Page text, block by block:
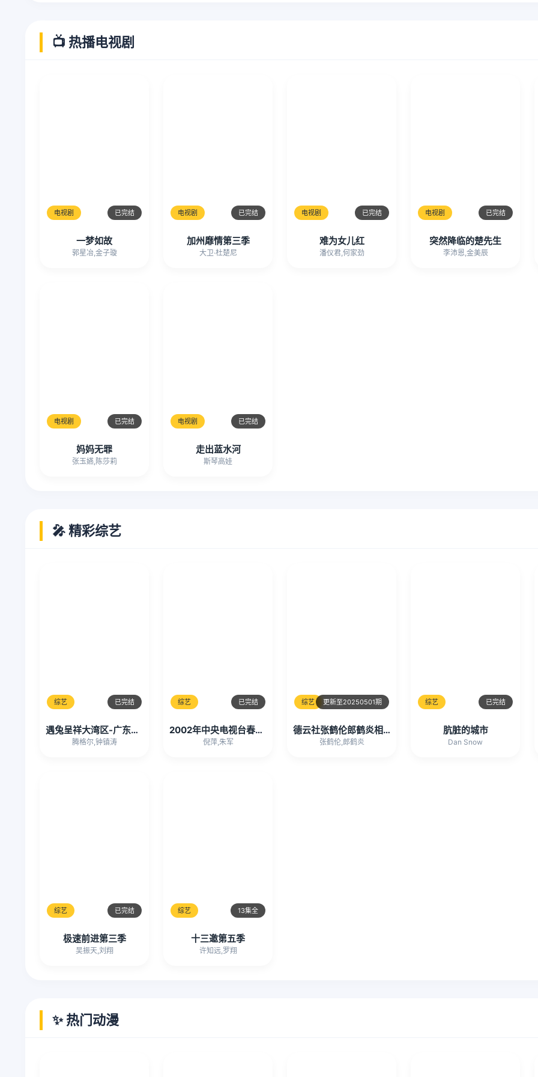
📺 热播电视剧
电视剧 已完结
一梦如故
郭星冶,金子璇
电视剧 已完结
加州靡情第三季
大卫·杜楚尼
电视剧 已完结
难为女儿红
潘仪君,何家劲
电视剧 已完结
突然降临的楚先生
李沛恩,金美辰
电视剧 已完结
妈妈无罪
张玉嬿,陈莎莉
电视剧 已完结
走出蓝水河
斯琴高娃
🎤 精彩综艺
综艺 已完结
遇兔呈祥大湾区-广东卫视春节晚会
腾格尔,钟镇涛
综艺 已完结
2002年中央电视台春节联欢晚会
倪萍,朱军
综艺 更新至20250501期
德云社张鹤伦郎鹤炎相声专场淄博站2025
张鹤伦,郎鹤炎
综艺 已完结
肮脏的城市
Dan Snow
综艺 已完结
极速前进第三季
吴振天,刘翔
综艺 13集全
十三邀第五季
许知远,罗翔
✨ 热门动漫